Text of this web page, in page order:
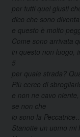
per tutti quei giusti
dico che sono
e questo è molto
Come sono arrivata
in questo non luogo,
5
per quale strada?
Più cerco di
e non ne cavo niente,
se non che
io sono la Peccatrice…
Stanotte un uomo mi